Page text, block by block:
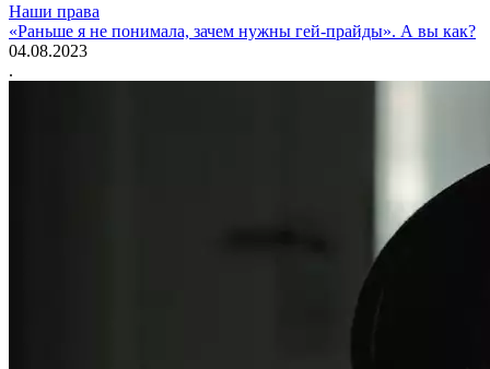
Наши права
«Раньше я не понимала, зачем нужны гей-прайды». А вы как?
04.08.2023
.